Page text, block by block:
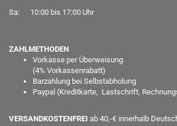
Sa: 10:00 bis 17:00 Uhr
ZAHLMETHODEN
Vorkasse per Überweisung
(4% Vorkassenrabatt)
Barzahlung bei Selbstabholung
Paypal (Kreditkarte, Lastschrift,
VERSANDKOSTENFREI ab 40,-€ innerhalb